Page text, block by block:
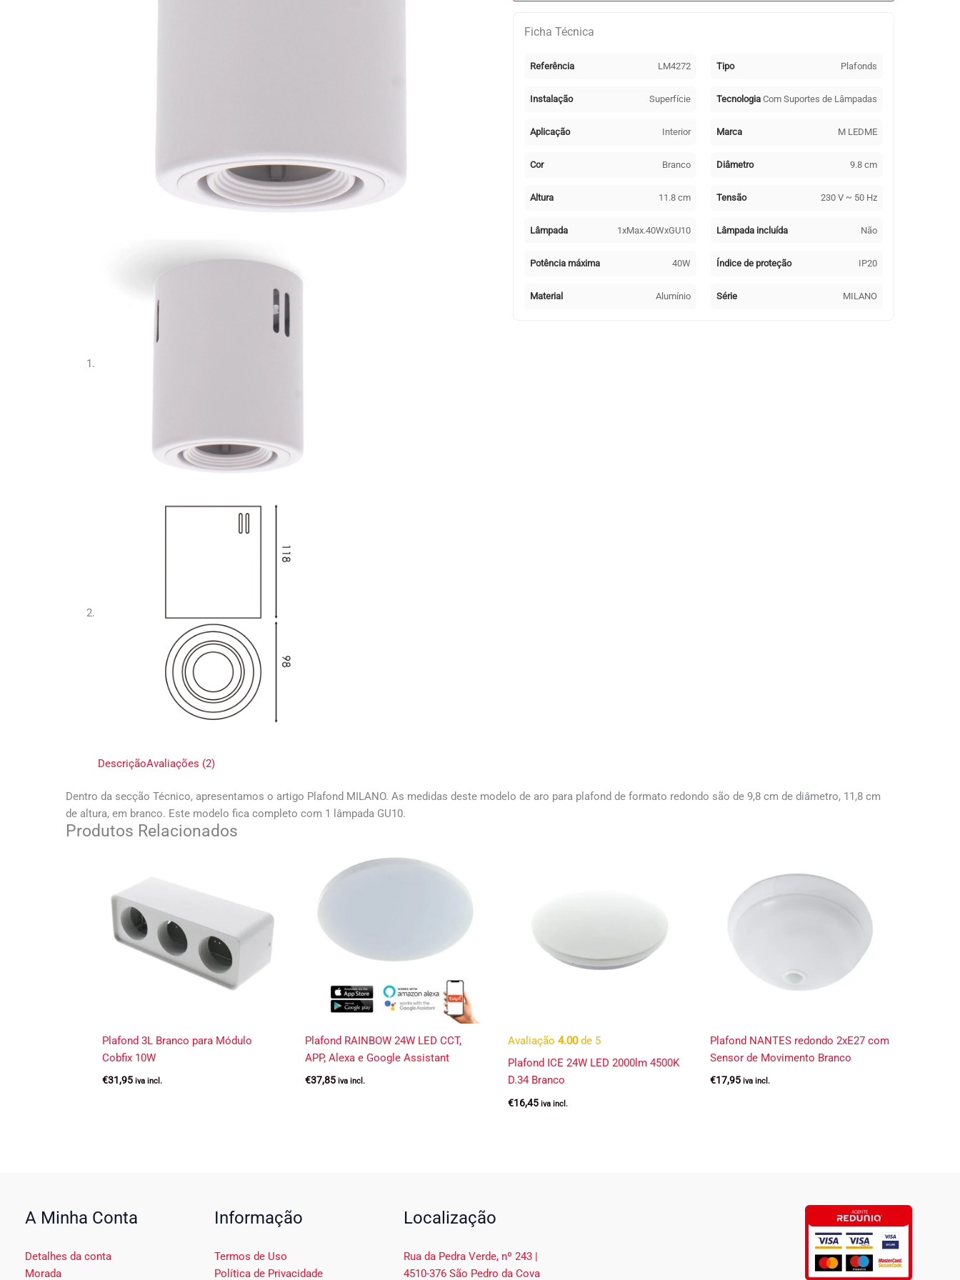
Redondo
Ficha Técnica
Referência LM4272 Tipo Plafonds
Instalação Superfície Tecnologia Com Suportes de Lâmpadas
Aplicação Interior Marca M LEDME
Cor Branco Diâmetro 9.8 cm
Altura 11.8 cm Tensão 230 V ~ 50 Hz
Lâmpada 1xMax.40WxGU10 Lâmpada incluída Não
Potência máxima 40W Índice de proteção IP20
Material Alumínio Série MILANO
DescriçãoAvaliações (2)
Dentro da secção Técnico, apresentamos o artigo Plafond MILANO. As medidas deste modelo de aro para plafond de formato redondo são de 9,8 cm de diâmetro, 11,8 cm
de altura, em branco. Este modelo fica completo com 1 lâmpada GU10.
Produtos Relacionados
Plafond 3L Branco para Módulo
Cobfix 10W
€31,95 iva incl.
Plafond RAINBOW 24W LED CCT,
APP, Alexa e Google Assistant
€37,85 iva incl.
Avaliação 4.00de 5
Plafond ICE 24W LED 2000lm 4500K
D.34 Branco
€16,45 iva incl.
Plafond NANTES redondo 2xE27 com
Sensor de Movimento Branco
€17,95 iva incl.
A Minha Conta
Detalhes da conta
Morada
Informação
Termos de Uso
Política de Privacidade
Localização
Rua da Pedra Verde, nº 243 |
4510-376 São Pedro da Cova